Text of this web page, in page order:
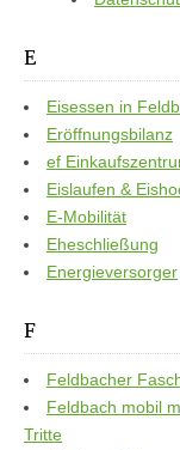
E
Eisessen in
Eröffnungsbilanz
ef
Eislaufen &
E-Mobilität
Eheschließung
Energieversorger
F
Feldbacher
Feldbach mobil
Tritte